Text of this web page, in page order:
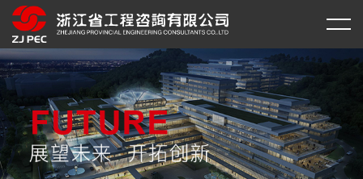
首页
关于我们
公司简介
发展历程
业绩展示
项目管理(代建)
新闻中心